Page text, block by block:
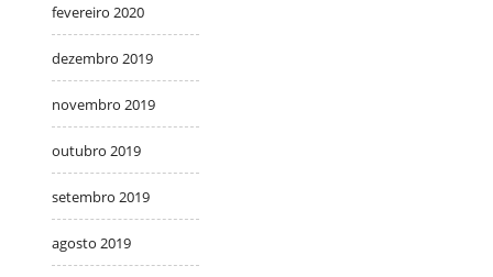
fevereiro 2020
dezembro 2019
novembro 2019
outubro 2019
setembro 2019
agosto 2019